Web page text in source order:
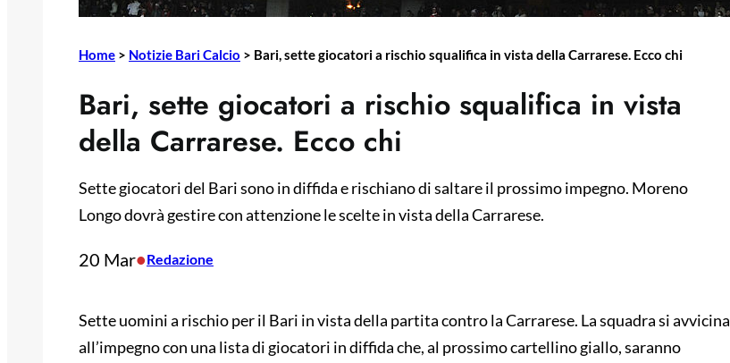
Home > Notizie Bari Calcio > Bari, sette giocatori a rischio squalifica in vista della Carrarese. Ecco chi
Bari, sette giocatori a rischio squalifica in vista
della Carrarese. Ecco chi
Sette giocatori del Bari sono in diffida e rischiano di saltare il prossimo impegno. Moreno
Longo dovrà gestire con attenzione le scelte in vista della Carrarese.
20 Mar•Redazione
Sette uomini a rischio per il Bari in vista della partita contro la Carrarese. La squadra si avvicina
all’impegno con una lista di giocatori in diffida che, al prossimo cartellino giallo, saranno